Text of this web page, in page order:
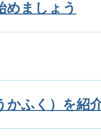
めましょう
かふく）を紹